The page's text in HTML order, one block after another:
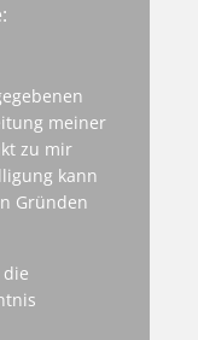
meiner
zu mir
kann
Gründen